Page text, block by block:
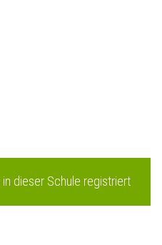
dieser Schule registriert